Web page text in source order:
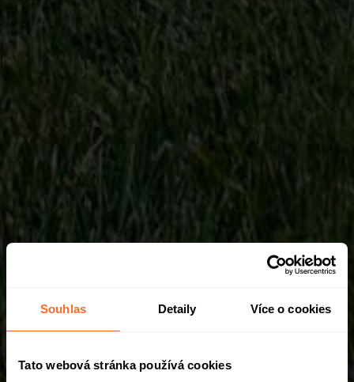
Souhlas Detaily Více o cookies
Tato webová stránka používá cookies